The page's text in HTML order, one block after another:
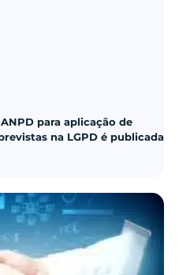
para aplicação de
na LGPD é publicada